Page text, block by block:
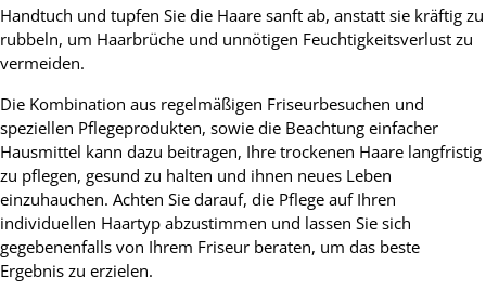
Handtuch und tupfen Sie die Haare sanft ab, anstatt sie kräftig zu
rubbeln, um Haarbrüche und unnötigen Feuchtigkeitsverlust zu
vermeiden.
Die Kombination aus regelmäßigen Friseurbesuchen und
speziellen Pflegeprodukten, sowie die Beachtung einfacher
Hausmittel kann dazu beitragen, Ihre trockenen Haare langfristig
zu pflegen, gesund zu halten und ihnen neues Leben
einzuhauchen. Achten Sie darauf, die Pflege auf Ihren
individuellen Haartyp abzustimmen und lassen Sie sich
gegebenenfalls von Ihrem Friseur beraten, um das beste
Ergebnis zu erzielen.